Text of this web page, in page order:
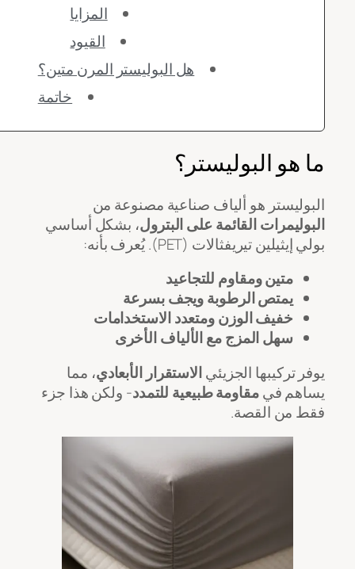
المزايا
القيود
هل البوليستر المرن متين؟
خاتمة
ما هو البوليستر؟
البوليستر هو ألياف صناعية مصنوعة من
البوليمرات القائمة على البترول، بشكل أساسي
بولي إيثيلين تيريفثالات (PET). يُعرف بأنه:
متين ومقاوم للتجاعيد
يمتص الرطوبة ويجف بسرعة
خفيف الوزن ومتعدد الاستخدامات
سهل المزج مع الألياف الأخرى
يوفر تركيبها الجزيئيالاستقرار الأبعادي، مما
يساهم فيمقاومة طبيعية للتمدد- ولكن هذا جزء
فقط من القصة.